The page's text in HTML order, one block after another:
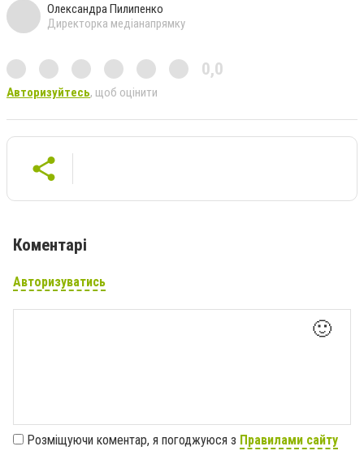
Олександра Пилипенко
Директорка медіанапрямку
0,0
Авторизуйтесь, щоб оцінити
Коментарі
Авторизуватись
🙂
Розміщуючи коментар, я погоджуюся з Правилами сайту